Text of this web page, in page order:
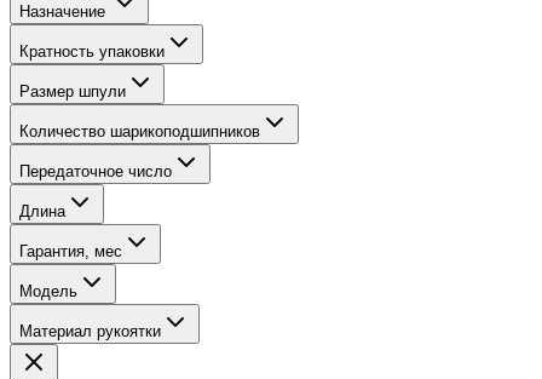
Назначение
Кратность упаковки
Размер шпули
Количество шарикоподшипников
Передаточное число
Длина
Гарантия, мес
Модель
Материал рукоятки